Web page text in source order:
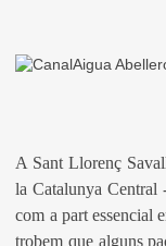
A Sant Llorenç
la Catalunya Central
com a part essencial
trobem que alguns